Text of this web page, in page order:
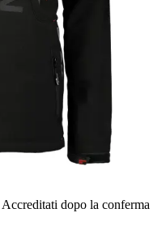
Accreditati dopo la conferma